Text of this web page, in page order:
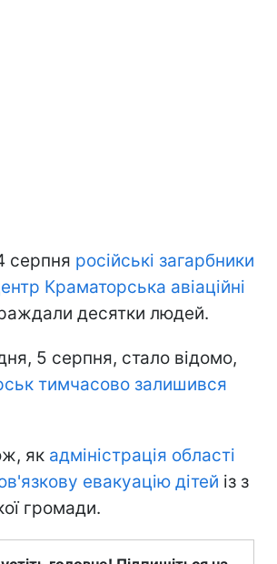
серпня російські загарбники
Краматорська авіаційні
десятки людей.
5 серпня, стало відомо,
тимчасово залишився
як адміністрація області
евакуацію дітей із з
громади.